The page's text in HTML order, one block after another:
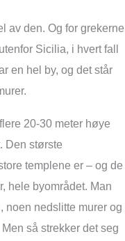
av den. Og for grekerne
Sicilia, i hvert fall
en hel by, og det står
20-30 meter høye
Den største
templene er – og de
hele byområdet. Man
noen nedslitte murer og
så strekker det seg